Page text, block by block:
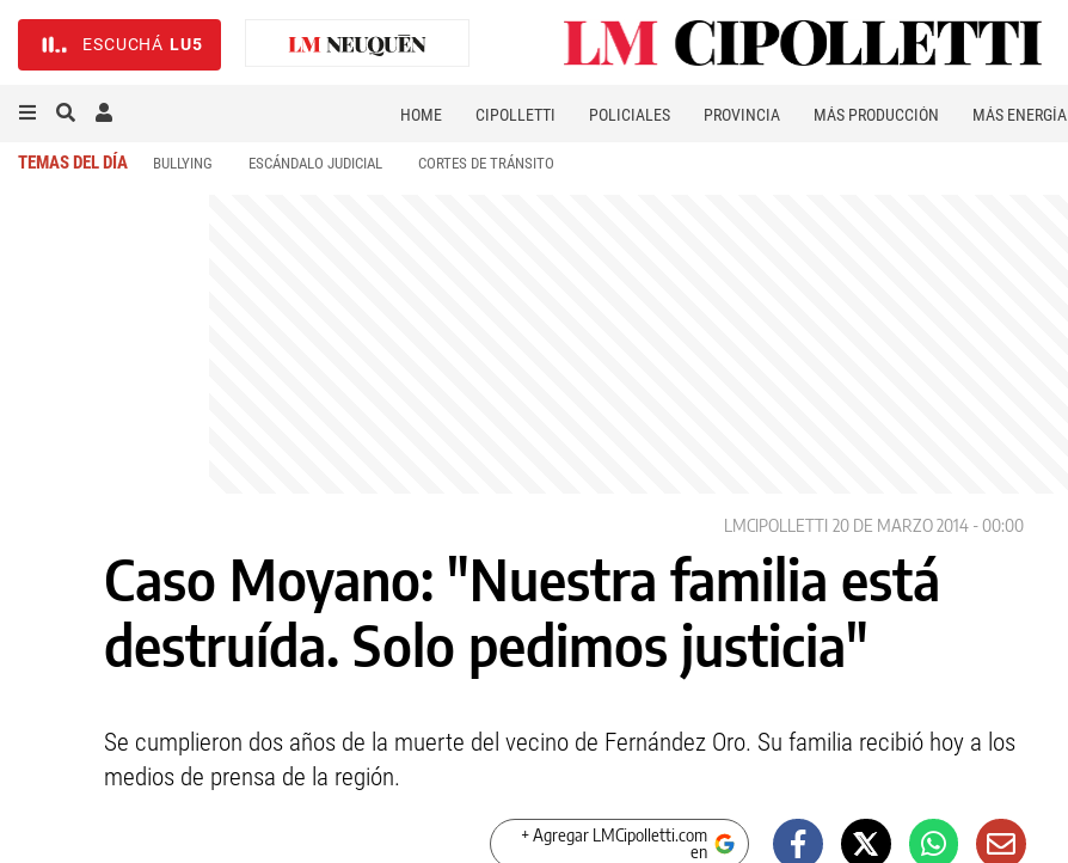
ESCUCHÁ LU5
HOME CIPOLLETTI POLICIALES PROVINCIA MÁS PRODUCCIÓN MÁS ENERGÍA
TEMAS DEL DÍA BULLYING ESCÁNDALO JUDICIAL CORTES DE TRÁNSITO
LMCIPOLLETTI 20 DE MARZO 2014 - 00:00
Caso Moyano: "Nuestra familia está
destruída. Solo pedimos justicia"
Se cumplieron dos años de la muerte del vecino de Fernández Oro. Su familia recibió hoy a los
medios de prensa de la región.
+ Agregar LMCipolletti.com
en